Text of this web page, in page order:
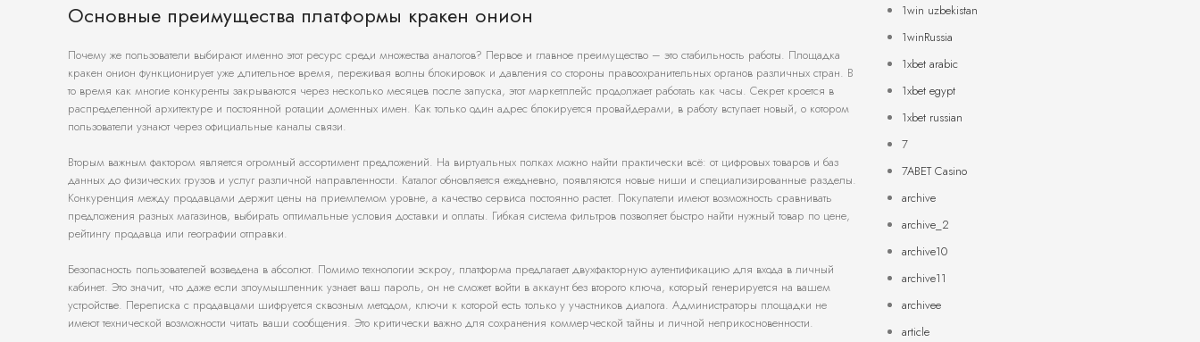
Основные преимущества платформы кракен онион
Почему же пользователи выбирают именно этот ресурс среди множества аналогов? Первое и главное преимущество – это стабильность работы. Площадка
кракен онион функционирует уже длительное время, переживая волны блокировок и давления со стороны правоохранительных органов различных стран. В
то время как многие конкуренты закрываются через несколько месяцев после запуска, этот маркетплейс продолжает работать как часы. Секрет кроется в
распределенной архитектуре и постоянной ротации доменных имен. Как только один адрес блокируется провайдерами, в работу вступает новый, о котором
пользователи узнают через официальные каналы связи.
Вторым важным фактором является огромный ассортимент предложений. На виртуальных полках можно найти практически всё: от цифровых товаров и баз
данных до физических грузов и услуг различной направленности. Каталог обновляется ежедневно, появляются новые ниши и специализированные разделы.
Конкуренция между продавцами держит цены на приемлемом уровне, а качество сервиса постоянно растет. Покупатели имеют возможность сравнивать
предложения разных магазинов, выбирать оптимальные условия доставки и оплаты. Гибкая система фильтров позволяет быстро найти нужный товар по цене,
рейтингу продавца или географии отправки.
Безопасность пользователей возведена в абсолют. Помимо технологии эскроу, платформа предлагает двухфакторную аутентификацию для входа в личный
кабинет. Это значит, что даже если злоумышленник узнает ваш пароль, он не сможет войти в аккаунт без второго ключа, который генерируется на вашем
устройстве. Переписка с продавцами шифруется сквозным методом, ключи к которой есть только у участников диалога. Администраторы площадки не
имеют технической возможности читать ваши сообщения. Это критически важно для сохранения коммерческой тайны и личной неприкосновенности.
1win uzbekistan
1winRussia
1xbet arabic
1xbet egypt
1xbet russian
7
7ABET Casino
archive
archive_2
archive10
archive11
archivee
article